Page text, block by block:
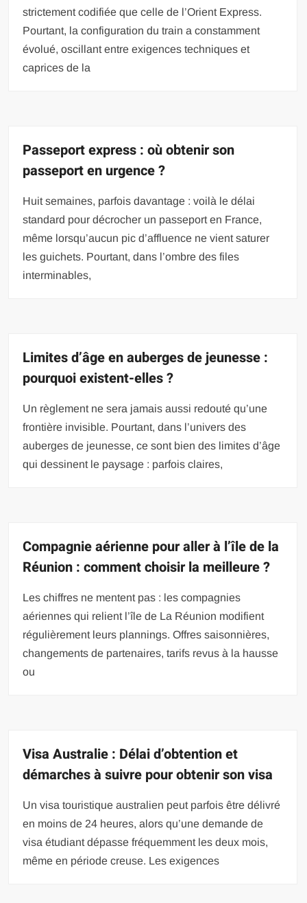
strictement codifiée que celle de l’Orient Express.
Pourtant, la configuration du train a constamment
évolué, oscillant entre exigences techniques et
caprices de la
Passeport express : où obtenir son
passeport en urgence ?
Huit semaines, parfois davantage : voilà le délai
standard pour décrocher un passeport en France,
même lorsqu’aucun pic d’affluence ne vient saturer
les guichets. Pourtant, dans l’ombre des files
interminables,
Limites d’âge en auberges de jeunesse :
pourquoi existent-elles ?
Un règlement ne sera jamais aussi redouté qu’une
frontière invisible. Pourtant, dans l’univers des
auberges de jeunesse, ce sont bien des limites d’âge
qui dessinent le paysage : parfois claires,
Compagnie aérienne pour aller à l’île de la
Réunion : comment choisir la meilleure ?
Les chiffres ne mentent pas : les compagnies
aériennes qui relient l’île de La Réunion modifient
régulièrement leurs plannings. Offres saisonnières,
changements de partenaires, tarifs revus à la hausse
ou
Visa Australie : Délai d’obtention et
démarches à suivre pour obtenir son visa
Un visa touristique australien peut parfois être délivré
en moins de 24 heures, alors qu’une demande de
visa étudiant dépasse fréquemment les deux mois,
même en période creuse. Les exigences